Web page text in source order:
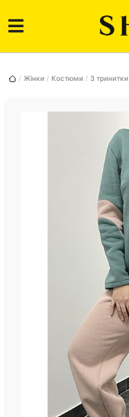
Жінки Костюми З тринитки